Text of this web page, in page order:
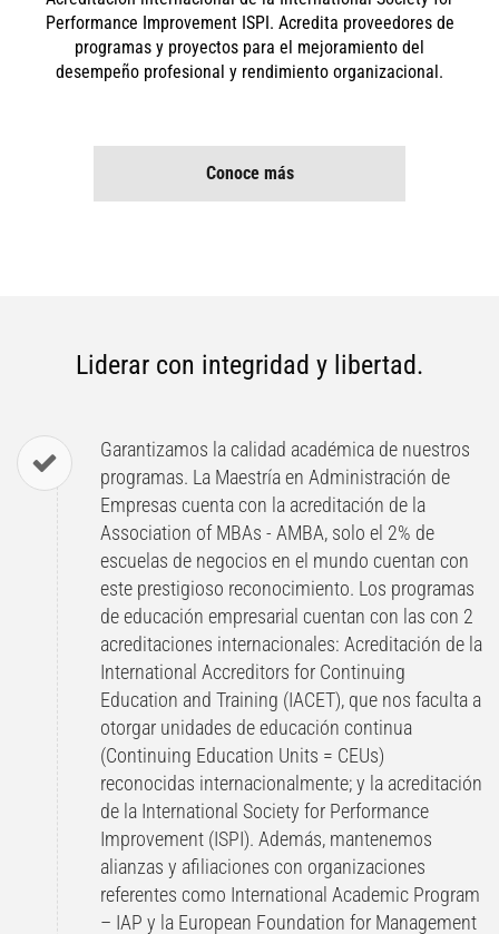
Performance Improvement ISPI. Acredita proveedores de
programas y proyectos para el mejoramiento del
desempeño profesional y rendimiento organizacional.
Conoce más
Liderar con integridad y libertad.
Garantizamos la calidad académica de nuestros
programas. La Maestría en Administración de
Empresas cuenta con la acreditación de la
Association of MBAs - AMBA, solo el 2% de
escuelas de negocios en el mundo cuentan con
este prestigioso reconocimiento. Los programas
de educación empresarial cuentan con las con 2
acreditaciones internacionales: Acreditación de la
International Accreditors for Continuing
Education and Training (IACET), que nos faculta a
otorgar unidades de educación continua
(Continuing Education Units = CEUs)
reconocidas internacionalmente; y la acreditación
de la International Society for Performance
Improvement (ISPI). Además, mantenemos
alianzas y afiliaciones con organizaciones
referentes como International Academic Program
– IAP y la European Foundation for Management